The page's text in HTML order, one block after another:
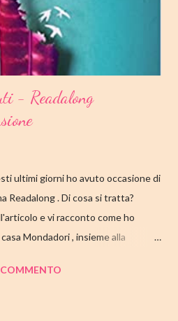
- Readalong
ultimi giorni ho avuto occasione di
Readalong . Di cosa si tratta?
e vi racconto come ho
Mondadori , insieme alla
seguito parliamo quindi di " I nostri